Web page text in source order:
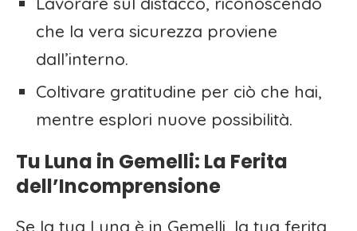
che la vera sicurezza proviene
dall’interno.
Coltivare gratitudine per ciò che hai,
mentre esplori nuove possibilità.
Tu Luna in Gemelli: La Ferita
dell’Incomprensione
Se la tua Luna è in Gemelli, la tua ferita